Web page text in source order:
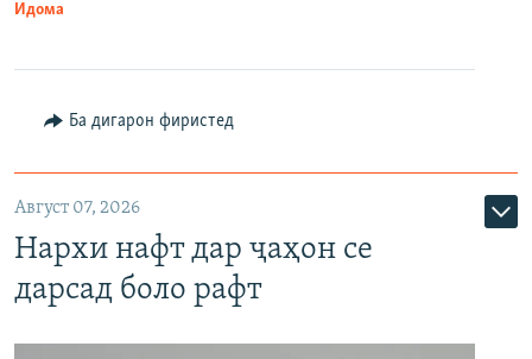
Идома
Ба дигарон фиристед
Август 07, 2026
Нархи нафт дар ҷаҳон се
дарсад боло рафт